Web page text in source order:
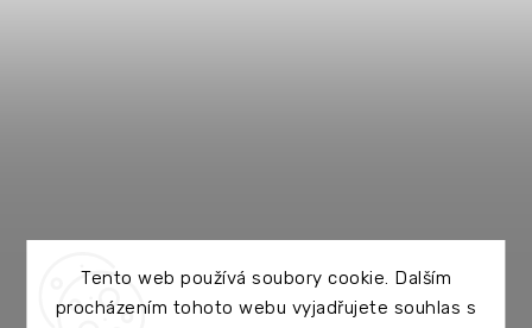
Tento web používá soubory cookie. Dalším
procházením tohoto webu vyjadřujete souhlas s